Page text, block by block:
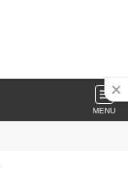
MENU